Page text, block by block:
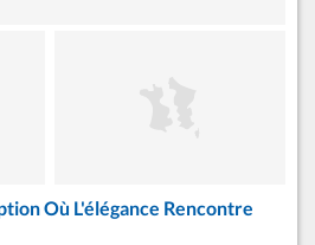
Où L'élégance Rencontre